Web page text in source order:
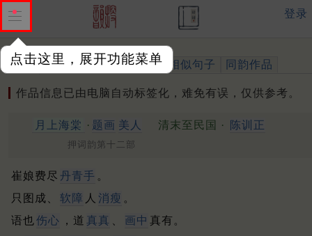
点击这里，展开功能菜单
登录
作品 标注四声 出处、引用 相似句子 同韵作品
作品信息已由电脑自动标签化，难免有误，仅供参考。
月上海棠 · 题画 美人 清末至民国 · 陈训正
押词韵第十二部
崔娘费尽 丹青手 。
只图成、
软障 人 消瘦 。
语也伤心 ，道 真真 画中 真有。